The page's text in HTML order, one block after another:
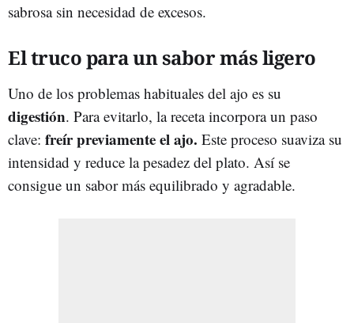
sabrosa sin necesidad de excesos.
El truco para un sabor más ligero
Uno de los problemas habituales del ajo es su
digestión. Para evitarlo, la receta incorpora un paso
clave: freír previamente el ajo. Este proceso suaviza su
intensidad y reduce la pesadez del plato. Así se
consigue un sabor más equilibrado y agradable.